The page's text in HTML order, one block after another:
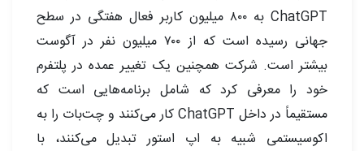
ChatGPT به ۸۰۰ میلیون کاربر فعال هفتگی در سطح
جهانی رسیده است که از ۷۰۰ میلیون نفر در آگوست
بیشتر است. شرکت همچنین یک تغییر عمده در پلتفرم
خود را معرفی کرد که شامل برنامه‌هایی است که
مستقیماً در داخل ChatGPT کار می‌کنند و چت‌بات را به
اکوسیستمی شبیه به اپ استور تبدیل می‌کنند، با